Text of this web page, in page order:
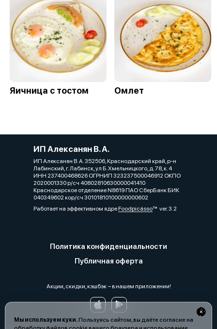
Мы используем куки.Пользуясь сайтом, вы даёте согласие на
Яичница с тостом Омлет
ИП Алексанян В. А.
ИП Алексанян В. А. 352506, Краснодарский край, р-н
Лабинский, г. Лабинск, ул Б.Хмельницкого, д. 78, к. 4
ИНН 237400468626 ОГРНИП 323237500046912 ОКПО
2020001330 р/сч 40802810630000041410
Краснодарское отделение N8619 ПАО СберБанк БИК
040349602 кор/сч 30101810100000000602
Работает на эффективном ядреFoodpicássover. 3.2
Политика конфиденциальности
Публичная оферта
Акции, скидки, кэшбэк − в нашем приложении!